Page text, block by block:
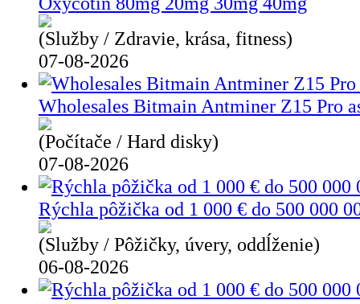
(Služby / Zdravie, krása, fitness)
07-08-2026
Wholesales Bitmain Antminer Z15 Pro
(Počítače / Hard disky)
07-08-2026
Rýchla pôžička od 1 000 € do 500 000
(Služby / Pôžičky, úvery, oddĺženie)
06-08-2026